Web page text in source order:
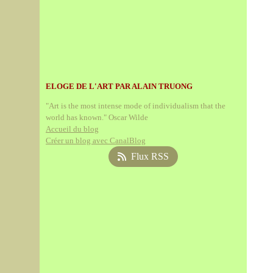
ELOGE DE L'ART PAR ALAIN TRUONG
"Art is the most intense mode of individualism that the
world has known." Oscar Wilde
Accueil du blog
Créer un blog avec CanalBlog
Flux RSS